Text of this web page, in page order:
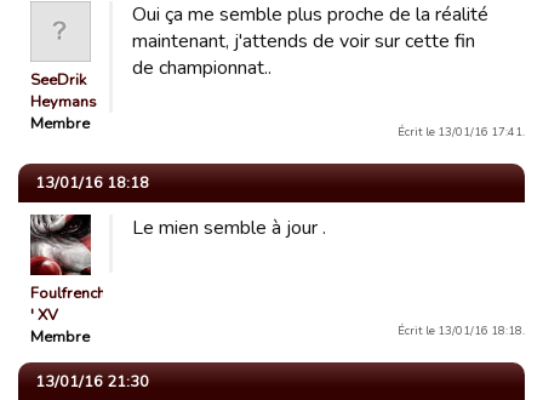
SeeDrik
Heymans
Membre
Oui ça me semble plus proche de la réalité
maintenant, j'attends de voir sur cette fin
de championnat..
Écrit le 13/01/16 17:41.
13/01/16 18:18
Foulfrenchman
' XV
Membre
Le mien semble à jour .
Écrit le 13/01/16 18:18.
13/01/16 21:30